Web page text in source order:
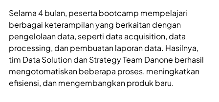
Selama 4 bulan, peserta bootcamp mempelajari
berbagai keterampilan yang berkaitan dengan
pengelolaan data, seperti data acquisition, data
processing, dan pembuatan laporan data. Hasilnya,
tim Data Solution dan Strategy Team Danone berhasil
mengotomatiskan beberapa proses, meningkatkan
efisiensi, dan mengembangkan produk baru.